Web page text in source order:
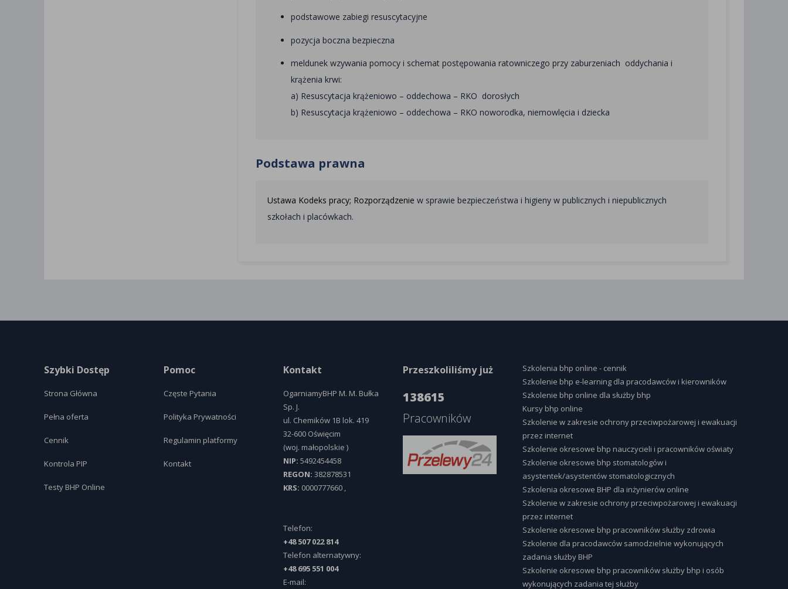
podstawowe zabiegi resuscytacyjne
pozycja boczna bezpieczna
meldunek wzywania pomocy i schemat postępowania ratowniczego przy zaburzeniach oddychania i
krążenia krwi:
a) Resuscytacja krążeniowo – oddechowa – RKO dorosłych
b) Resuscytacja krążeniowo – oddechowa – RKO noworodka, niemowlęcia i dziecka
Podstawa prawna
Ustawa Kodeks pracy; Rozporządzenie w sprawie bezpieczeństwa i higieny w publicznych i niepublicznych
szkołach i placówkach.
Szybki Dostęp
Strona Główna
Pełna oferta
Cennik
Kontrola PIP
Testy BHP Online
Pomoc
Częste Pytania
Polityka Prywatności
Regulamin platformy
Kontakt
Kontakt
OgarniamyBHP M. M. Bułka
Sp. J.
ul. Chemików 1B lok. 419
32-600 Oświęcim
(woj. małopolskie )
NIP: 5492454458
REGON: 382878531
KRS: 0000777660
Telefon:
+48 507 022 814
Telefon alternatywny:
+48 695 551 004
E-mail:
Przeszkoliliśmy już
138615
Pracowników
Szkolenia bhp online - cennik
Szkolenie bhp e-learning dla pracodawców i kierowników
Szkolenie bhp online dla służby bhp
Kursy bhp online
Szkolenie w zakresie ochrony przeciwpożarowej i ewakuacji
przez internet
Szkolenie okresowe bhp nauczycieli i pracowników oświaty
Szkolenie okresowe bhp stomatologów i
asystentek/asystentów stomatologicznych
Szkolenia okresowe BHP dla inżynierów online
Szkolenie w zakresie ochrony przeciwpożarowej i ewakuacji
przez internet
Szkolenie okresowe bhp pracowników służby zdrowia
Szkolenie dla pracodawców samodzielnie wykonujących
zadania służby BHP
Szkolenie okresowe bhp pracowników służby bhp i osób
wykonujących zadania tej służby